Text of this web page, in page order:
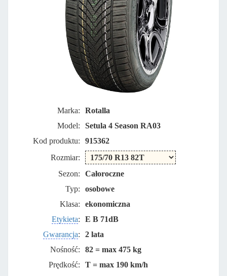
Marka:
Rotalla
Model:
Setula 4 Season RA03
Kod produktu:
915362
Rozmiar:
Sezon:
Całoroczne
Typ:
osobowe
Klasa:
ekonomiczna
Etykieta:
E B 71dB
Gwarancja:
2 lata
Nośność:
82 = max 475 kg
Prędkość:
T = max 190 km/h